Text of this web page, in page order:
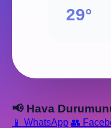
29°
📢 Hava
📱 WhatsApp 👥